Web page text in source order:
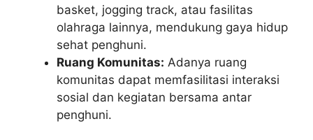
basket, jogging track, atau fasilitas
olahraga lainnya, mendukung gaya hidup
sehat penghuni.
Ruang Komunitas: Adanya ruang
komunitas dapat memfasilitasi interaksi
sosial dan kegiatan bersama antar
penghuni.